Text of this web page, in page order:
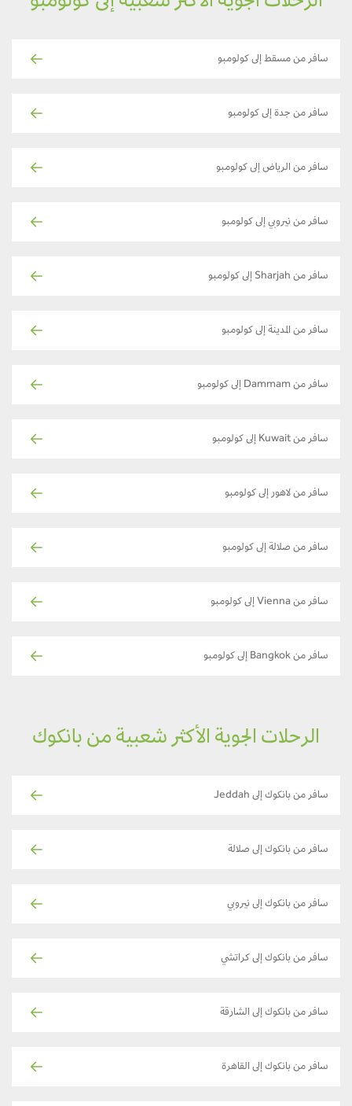
سافر من مسقط إلى كولومبو
سافر من جدة إلى كولومبو
سافر من الرياض إلى كولومبو
سافر من نيروبي إلى كولومبو
سافر من Sharjah إلى كولومبو
سافر من المدينة إلى كولومبو
سافر من Dammam إلى كولومبو
سافر من Kuwait إلى كولومبو
سافر من لاهور إلى كولومبو
سافر من صلالة إلى كولومبو
سافر من Vienna إلى كولومبو
سافر من Bangkok إلى كولومبو
الرحلات الجوية الأكثر شعبية من بانكوك
سافر من بانكوك إلى Jeddah
سافر من بانكوك إلى صلالة
سافر من بانكوك إلى نيروبي
سافر من بانكوك إلى كراتشي
سافر من بانكوك إلى الشارقة
سافر من بانكوك إلى القاهرة